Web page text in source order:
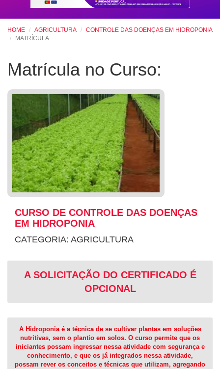
HOME AGRICULTURA
CONTROLE DAS DOENÇAS EM HIDROPONIA
MATRÍCULA
Matrícula no Curso:
CURSO DE CONTROLE DAS DOENÇAS
EM HIDROPONIA
CATEGORIA: AGRICULTURA
A SOLICITAÇÃO DO CERTIFICADO É
OPCIONAL
A Hidroponia é a técnica de se cultivar plantas em soluções
nutritivas, sem o plantio em solos. O curso permite que os
iniciantes possam ingressar nessa atividade com segurança e
conhecimento, e que os já integrados nessa atividade,
possam rever os conceitos e técnicas que utilizam, agregando